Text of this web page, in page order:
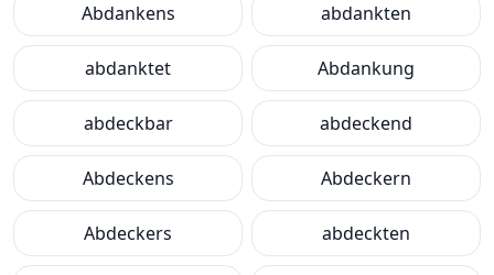
Abdankens abdankten
abdanktet Abdankung
abdeckbar abdeckend
Abdeckens Abdeckern
Abdeckers abdeckten